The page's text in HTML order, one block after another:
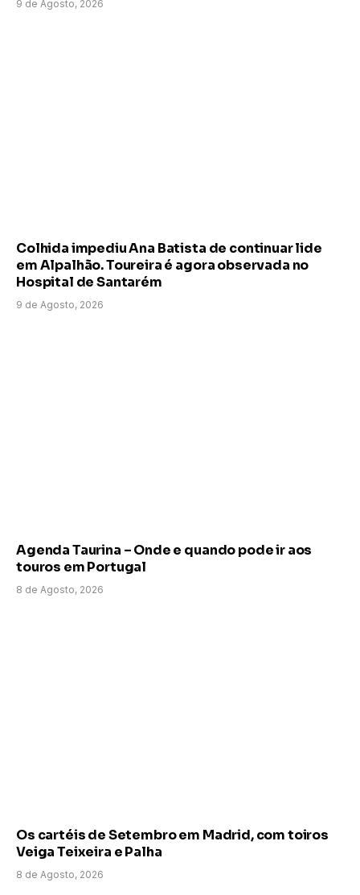
9 de Agosto, 2026
Colhida impediu Ana Batista de continuar lide
em Alpalhão. Toureira é agora observada no
Hospital de Santarém
9 de Agosto, 2026
Agenda Taurina – Onde e quando pode ir aos
touros em Portugal
8 de Agosto, 2026
Os cartéis de Setembro em Madrid, com toiros
Veiga Teixeira e Palha
8 de Agosto, 2026